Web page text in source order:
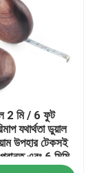
2 মি / 6 ফুট
যথার্থতা ডুয়াল
উপহার টেকসই
এবং 6 মিমি